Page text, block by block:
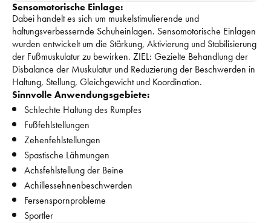
Sensomotorische Einlage:
Dabei handelt es sich um muskelstimulierende und
haltungsverbessernde Schuheinlagen. Sensomotorische Einlagen
wurden entwickelt um die Stärkung, Aktivierung und Stabilisierung
der Fußmuskulatur zu bewirken. ZIEL: Gezielte Behandlung der
Disbalance der Muskulatur und Reduzierung der Beschwerden in
Haltung, Stellung, Gleichgewicht und Koordination.
Sinnvolle Anwendungsgebiete:
Schlechte Haltung des Rumpfes
Fußfehlstellungen
Zehenfehlstellungen
Spastische Lähmungen
Achsfehlstellung der Beine
Achillessehnenbeschwerden
Fersenspornprobleme
Sportler